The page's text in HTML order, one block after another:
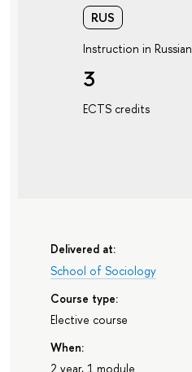
RUS
Instruction in Russian
3
ECTS credits
Delivered at:
School of Sociology
Course type:
Elective course
When:
2 year, 1 module